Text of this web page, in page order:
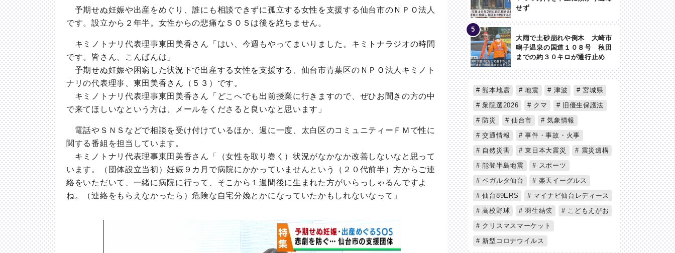
予期せぬ妊娠や出産をめぐり、誰にも相談できずに孤立する女性を支援する仙台市のＮＰＯ法人
です。設立から２年半。女性からの悲痛なＳＯＳは後を絶ちません。
キミノトナリ代表理事東田美香さん「はい、今週もやってまいりました。キミトナラジオの時間
です。皆さん、こんばんは」
予期せぬ妊娠や困窮した状況下で出産する女性を支援する、仙台市青葉区のＮＰＯ法人キミノト
ナリの代表理事、東田美香さん（５３）です。
キミノトナリ代表理事東田美香さん「どこへでも出前授業に行きますので、ぜひお聞きの方の中
で来てほしいなという方は、メールをくださると良いなと思います」
電話やＳＮＳなどで相談を受け付けているほか、週に一度、太白区のコミュニティーＦＭで性に
関する番組を担当しています。
キミノトナリ代表理事東田美香さん「（女性を取り巻く）状況がなかなか改善しないなと思って
います。（団体設立当初）妊娠９カ月で病院にかかっていませんという（２０代前半）方からご連
絡をいただいて、一緒に病院に行って、そこから１週間後に生まれた方がいらっしゃるんですよ
ね。（連絡をもらえなかったら）危険な自宅分娩とかになっていたかもしれないなって」
せず
大雨で土砂崩れや倒木 大崎市
鳴子温泉の国道１０８号 秋田
までの約３０キロが通行止め
熊本地震 地震 津波
宮城県
衆院選2026
クマ
旧優生保護法
防災
仙台市
気象情報
交通情報
事件・事故・火事
自然災害
東日本大震災
震災遺構
能登半島地震
スポーツ
ベガルタ仙台
楽天イーグルス
仙台89ERS
マイナビ仙台レディース
高校野球
羽生結弦
こどもえがお
クリスマスマーケット
新型コロナウイルス